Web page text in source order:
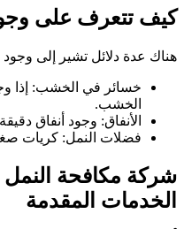
كيف تتعرف على
هناك عدة دلائل تشير إلى وجود
خسائر في الخشب: إذا
الخشب.
الأنفاق: وجود أنفاق
فضلات النمل: كريات
شركة مكافحة النمل
الخدمات المقدمة